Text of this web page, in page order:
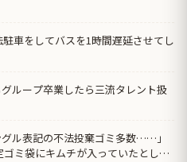
駐車をしてバスを1時間遅延させてし
ループ卒業したら三流タレント扱
ル表記の不法投棄ゴミ多数……」
ミ袋にキムチが入っていたとして